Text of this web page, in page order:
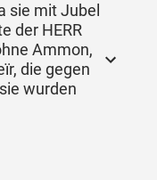
sie mit Jubel
der HERR
Ammon,
die gegen
wurden